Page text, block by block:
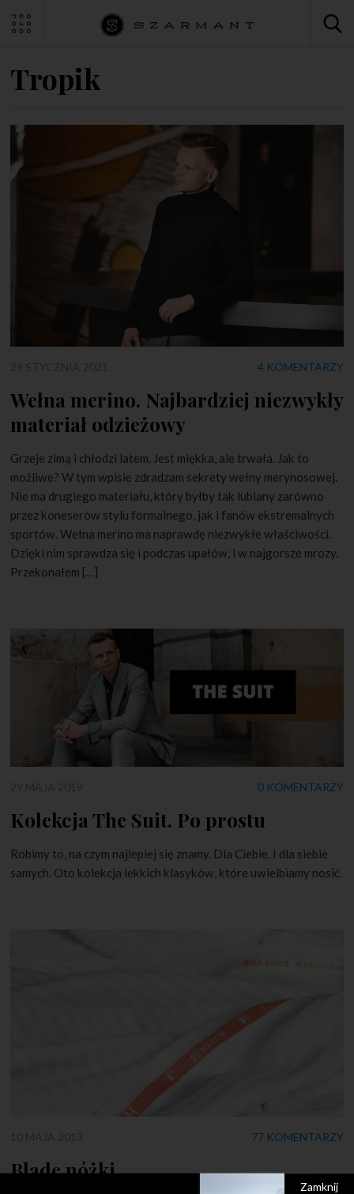
Tropik
4 KOMENTARZY
Wełna merino. Najbardziej niezwykły
materiał odzieżowy
Grzeje zimą i chłodzi latem. Jest miękka, ale trwała. Jak to
możliwe? W tym wpisie zdradzam sekrety wełny merynosowej.
Nie ma drugiego materiału, który byłby tak lubiany zarówno
przez koneserów stylu formalnego, jak i fanów ekstremalnych
sportów. Wełna merino ma naprawdę niezwykłe właściwości.
Dzięki nim sprawdza się i podczas upałów, i w najgorsze mrozy.
Przekonałem […]
0 KOMENTARZY
Kolekcja The Suit. Po prostu
Robimy to, na czym najlepiej się znamy. Dla Ciebie. I dla siebie
samych. Oto kolekcja lekkich klasyków, które uwielbiamy nosić.
77 KOMENTARZY
Blade nóżki
Zamknij